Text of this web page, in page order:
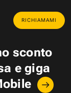
RICHIAMAMI
sconto
egiga